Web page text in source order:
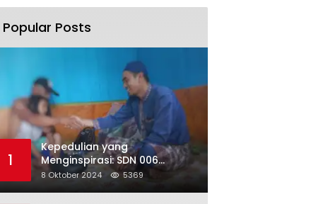
Popular Posts
1
Kepedulian yang
Menginspirasi: SDN 006
Merawang Gelar Program
“Berbagi Segenggam Beras”
8 Oktober 2024 5369